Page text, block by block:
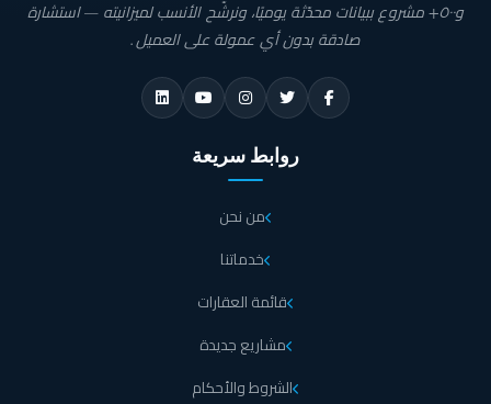
و٥٠٠+ مشروع ببيانات محدّثة يوميًا، ونرشّح الأنسب لميزانيته — استشارة
صادقة بدون أي عمولة على العميل.
روابط سريعة
من نحن
خدماتنا
قائمة العقارات
مشاريع جديدة
الشروط والأحكام